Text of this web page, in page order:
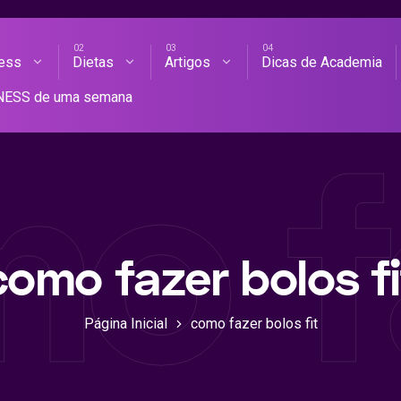
DE ACADEMIA
Dietas Artigos Dicas de Academia
de uma semana
fazer bolos
Página Inicial como fazer bolos fit